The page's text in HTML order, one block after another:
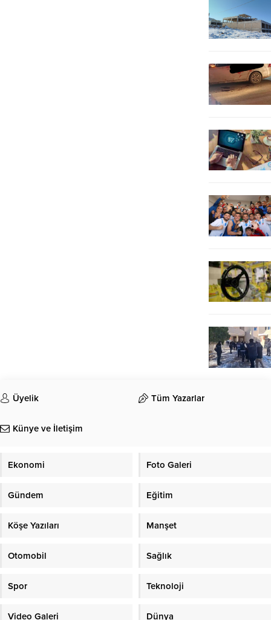
Üyelik Tüm Yazarlar
Künye ve İletişim
Ekonomi Foto Galeri
Gündem Eğitim
Köşe Yazıları Manşet
Otomobil Sağlık
Spor Teknoloji
Video Galeri Dünya